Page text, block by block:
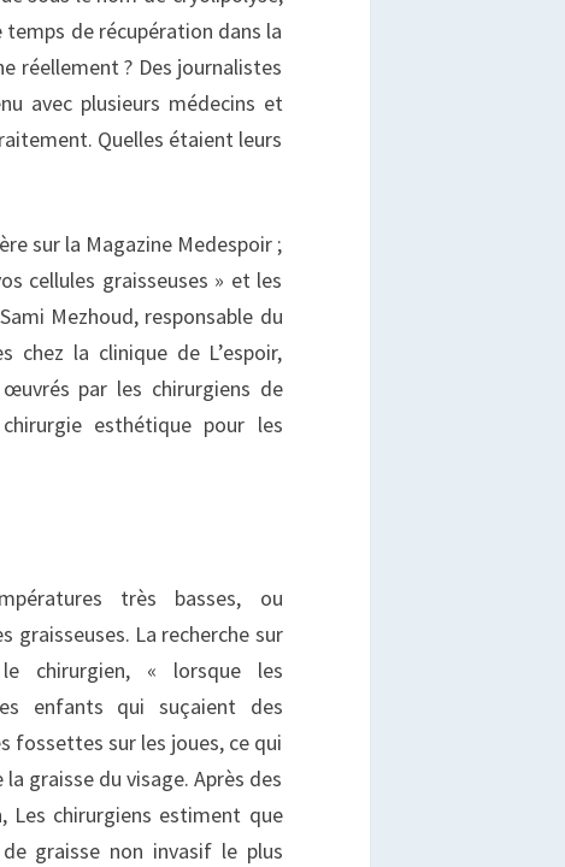
de récupération dans la
réellement ? Des journalistes
avec plusieurs médecins et
Quelles étaient leurs
sur la Magazine Medespoir ;
cellules graisseuses » et les
Mezhoud, responsable du
chez la clinique de L’espoir,
par les chirurgiens de
esthétique pour les
très basses, ou
graisseuses. La recherche sur
chirurgien, « lorsque les
enfants qui suçaient des
fossettes sur les joues, ce qui
graisse du visage. Après des
Les chirurgiens estiment que
graisse non invasif le plus